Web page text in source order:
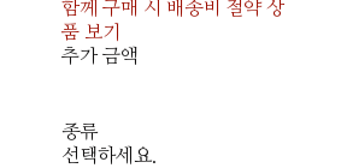
함께 구매 시 배송비 절약 상
품 보기
추가 금액
종류
선택하세요.